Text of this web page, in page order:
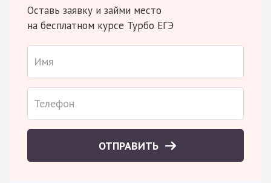
Оставь заявку и займи место
на бесплатном курсе Турбо ЕГЭ
ОТПРАВИТЬ